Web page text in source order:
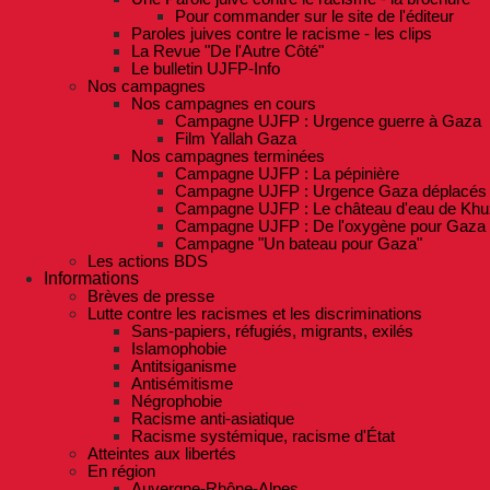
Pour commander sur le site de l'éditeur
Paroles juives contre le racisme - les clips
La Revue "De l'Autre Côté"
Le bulletin UJFP-Info
Nos campagnes
Nos campagnes en cours
Campagne UJFP : Urgence guerre à Gaza
Film Yallah Gaza
Nos campagnes terminées
Campagne UJFP : La pépinière
Campagne UJFP : Urgence Gaza déplacés
Campagne UJFP : Le château d'eau de
Campagne UJFP : De l'oxygène pour Gaza
Campagne "Un bateau pour Gaza"
Les actions BDS
Informations
Brèves de presse
Lutte contre les racismes et les discriminations
Sans-papiers, réfugiés, migrants, exilés
Islamophobie
Antitsiganisme
Antisémitisme
Négrophobie
Racisme anti-asiatique
Racisme systémique, racisme d'État
Atteintes aux libertés
En région